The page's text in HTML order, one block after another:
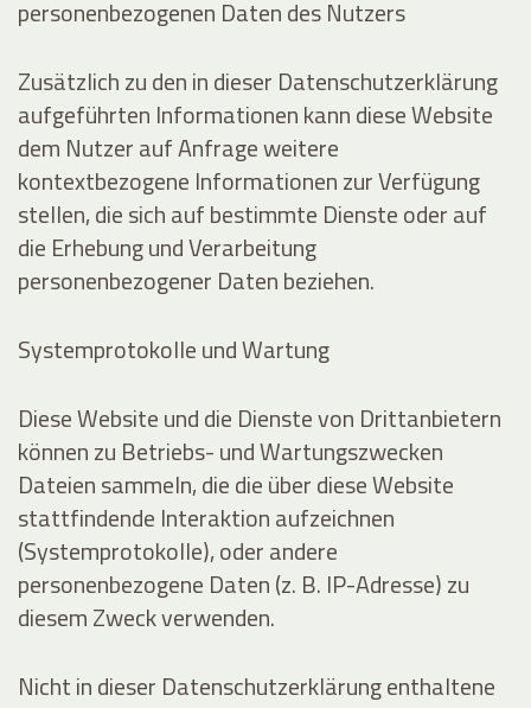
personenbezogenen Daten des Nutzers
Zusätzlich zu den in dieser Datenschutzerklärung
aufgeführten Informationen kann diese Website
dem Nutzer auf Anfrage weitere
kontextbezogene Informationen zur Verfügung
stellen, die sich auf bestimmte Dienste oder auf
die Erhebung und Verarbeitung
personenbezogener Daten beziehen.
Systemprotokolle und Wartung
Diese Website und die Dienste von Drittanbietern
können zu Betriebs- und Wartungszwecken
Dateien sammeln, die die über diese Website
stattfindende Interaktion aufzeichnen
(Systemprotokolle), oder andere
personenbezogene Daten (z. B. IP-Adresse) zu
diesem Zweck verwenden.
Nicht in dieser Datenschutzerklärung enthaltene